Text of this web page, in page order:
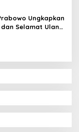
Ungkapkan
Selamat Ulang